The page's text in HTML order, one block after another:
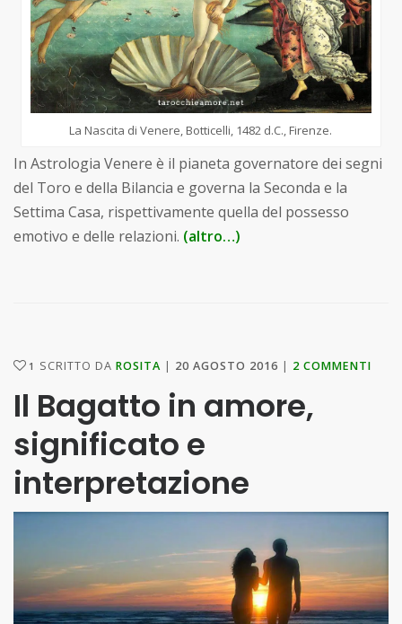
La Nascita di Venere, Botticelli, 1482 d.C., Firenze.
In Astrologia Venere è il pianeta governatore dei segni
del Toro e della Bilancia e governa la Seconda e la
Settima Casa, rispettivamente quella del possesso
emotivo e delle relazioni. (altro…)
1 SCRITTO DA ROSITA 20 AGOSTO 2016 2 COMMENTI
Il Bagatto in amore,
significato e
interpretazione